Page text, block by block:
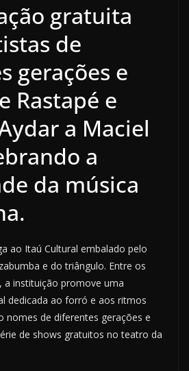
gratuita
de
gerações e
Rastapé e
a Maciel
a
da música
ao Itaú Cultural embalado pelo
e do triângulo. Entre os
, a instituição promove uma
dedicada ao forró e aos ritmos
nomes de diferentes gerações e
de shows gratuitos no teatro da